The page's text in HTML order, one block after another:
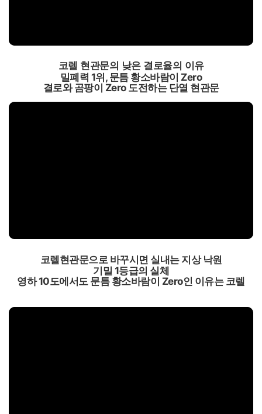
코렐 현관문의 낮은 결로율의 이유
밀폐력 1위, 문틈 황소바람이 Zero
결로와 곰팡이 Zero 도전하는 단열 현관문
코렐현관문으로 바꾸시면 실내는 지상 낙원
기밀 1등급의 실체
영하 10도에서도 문틈 황소바람이 Zero인 이유는 코렐